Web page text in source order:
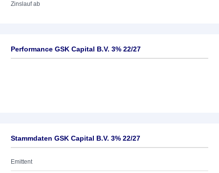
Zinslauf ab
Performance GSK Capital B.V. 3% 22/27
Stammdaten GSK Capital B.V. 3% 22/27
Emittent